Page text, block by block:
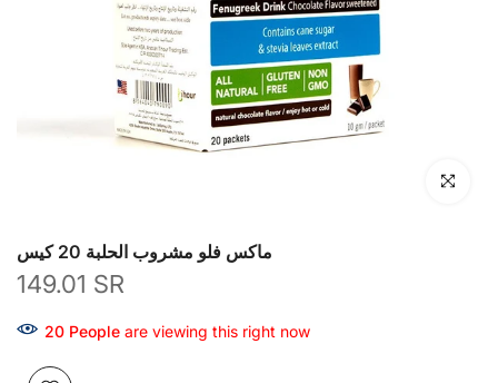
انقر للتكبير
ماكس فلو مشروب الحلبة 20 كيس
149.01 SR
5 Peopleare viewing this right now